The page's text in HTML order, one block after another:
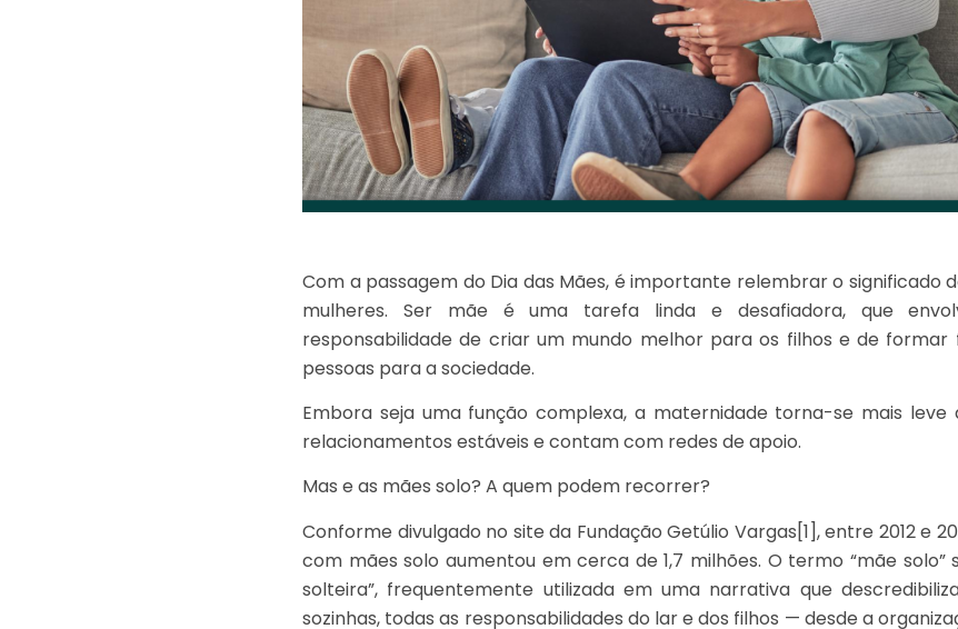
Com a passagem do Dia das Mães, é importante relembrar o significado
mulheres. Ser mãe é uma tarefa linda e desafiadora, que
responsabilidade de criar um mundo melhor para os filhos e de formar
pessoas para a sociedade.
Embora seja uma função complexa, a maternidade torna-se mais leve
relacionamentos estáveis e contam com redes de apoio.
Mas e as mães solo? A quem podem recorrer?
Conforme divulgado no site da Fundação Getúlio Vargas[1], entre 2012 e
com mães solo aumentou em cerca de 1,7 milhões. O termo “mãe solo”
solteira”, frequentemente utilizada em uma narrativa que
sozinhas, todas as responsabilidades do lar e dos filhos — desde a